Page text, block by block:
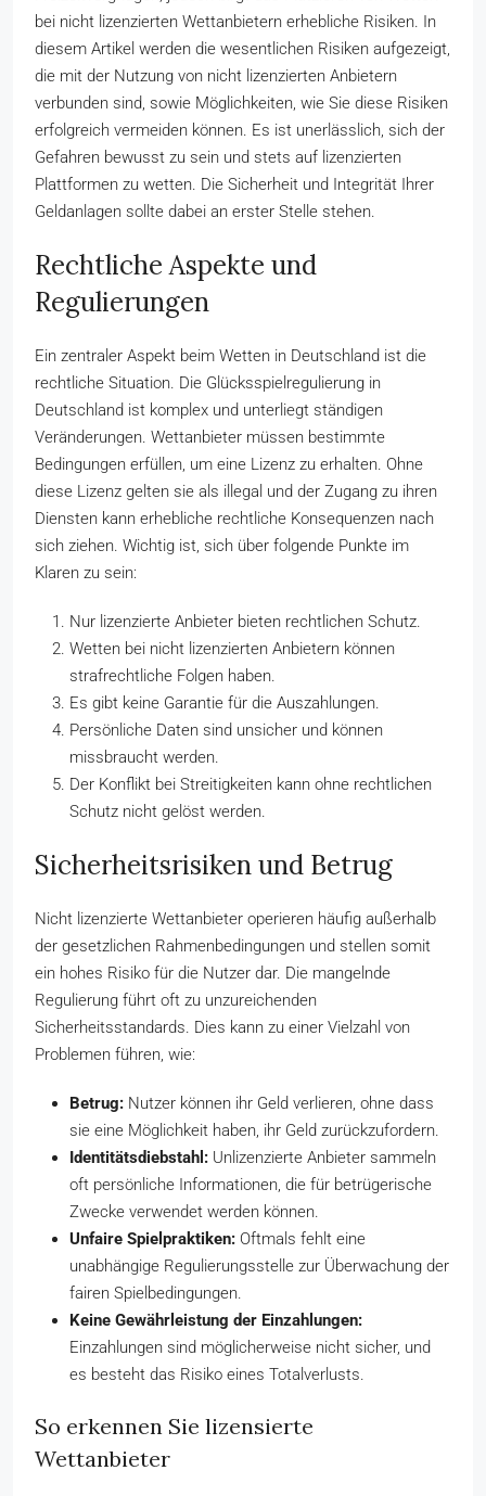
bei nicht lizenzierten Wettanbietern erhebliche Risiken. In
diesem Artikel werden die wesentlichen Risiken aufgezeigt,
die mit der Nutzung von nicht lizenzierten Anbietern
verbunden sind, sowie Möglichkeiten, wie Sie diese Risiken
erfolgreich vermeiden können. Es ist unerlässlich, sich der
Gefahren bewusst zu sein und stets auf lizenzierten
Plattformen zu wetten. Die Sicherheit und Integrität Ihrer
Geldanlagen sollte dabei an erster Stelle stehen.
Rechtliche Aspekte und
Regulierungen
Ein zentraler Aspekt beim Wetten in Deutschland ist die
rechtliche Situation. Die Glücksspielregulierung in
Deutschland ist komplex und unterliegt ständigen
Veränderungen. Wettanbieter müssen bestimmte
Bedingungen erfüllen, um eine Lizenz zu erhalten. Ohne
diese Lizenz gelten sie als illegal und der Zugang zu ihren
Diensten kann erhebliche rechtliche Konsequenzen nach
sich ziehen. Wichtig ist, sich über folgende Punkte im
Klaren zu sein:
Nur lizenzierte Anbieter bieten rechtlichen Schutz.
Wetten bei nicht lizenzierten Anbietern können
strafrechtliche Folgen haben.
Es gibt keine Garantie für die Auszahlungen.
Persönliche Daten sind unsicher und können
missbraucht werden.
Der Konflikt bei Streitigkeiten kann ohne rechtlichen
Schutz nicht gelöst werden.
Sicherheitsrisiken und Betrug
Nicht lizenzierte Wettanbieter operieren häufig außerhalb
der gesetzlichen Rahmenbedingungen und stellen somit
ein hohes Risiko für die Nutzer dar. Die mangelnde
Regulierung führt oft zu unzureichenden
Sicherheitsstandards. Dies kann zu einer Vielzahl von
Problemen führen, wie:
Betrug: Nutzer können ihr Geld verlieren, ohne dass
sie eine Möglichkeit haben, ihr Geld zurückzufordern.
Identitätsdiebstahl: Unlizenzierte Anbieter sammeln
oft persönliche Informationen, die für betrügerische
Zwecke verwendet werden können.
Unfaire Spielpraktiken: Oftmals fehlt eine
unabhängige Regulierungsstelle zur Überwachung der
fairen Spielbedingungen.
Keine Gewährleistung der Einzahlungen:
Einzahlungen sind möglicherweise nicht sicher, und
es besteht das Risiko eines Totalverlusts.
So erkennen Sie lizensierte
Wettanbieter